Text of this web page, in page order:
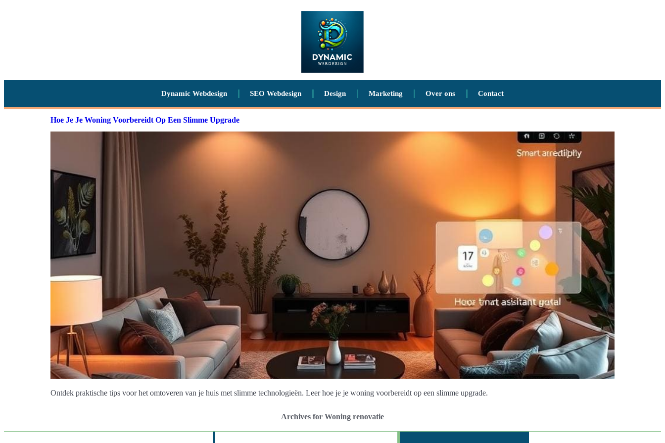
Dynamic Webdesign SEO Webdesign Design Marketing Over ons Contact
Hoe Je Je Woning Voorbereidt Op Een Slimme Upgrade
Ontdek praktische tips voor het omtoveren van je huis met slimme technologieën. Leer hoe je je woning voorbereidt op een slimme upgrade.
Archives for Woning renovatie